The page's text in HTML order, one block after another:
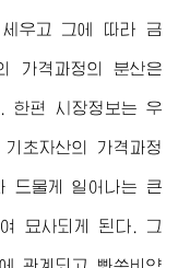
세우고 그에 따라 금
가격과정의 분산은
한편 시장정보는 우
초자산의 가격과정
드물게 일어나는 큰
묘사되게 된다. 그